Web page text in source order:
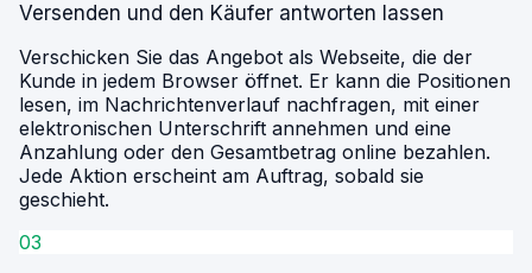
Versenden und den Käufer antworten lassen
Verschicken Sie das Angebot als Webseite, die der
Kunde in jedem Browser öffnet. Er kann die Positionen
lesen, im Nachrichtenverlauf nachfragen, mit einer
elektronischen Unterschrift annehmen und eine
Anzahlung oder den Gesamtbetrag online bezahlen.
Jede Aktion erscheint am Auftrag, sobald sie
geschieht.
03